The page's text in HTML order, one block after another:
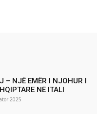
– NJË EMËR I NJOHUR I
NË ITALI
2025